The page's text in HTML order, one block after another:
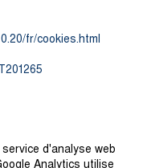
fr/cookies.html
d'analyse web
Analytics utilise